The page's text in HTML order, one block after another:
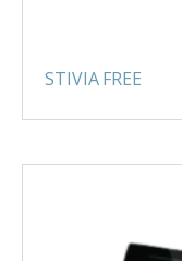
STIVIA FREE